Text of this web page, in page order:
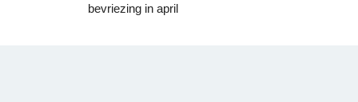
bevriezing in april